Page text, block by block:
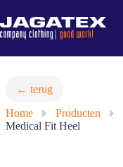
naar
de
inhoud
← terug
Home
» Producten »
Medical Fit Heel